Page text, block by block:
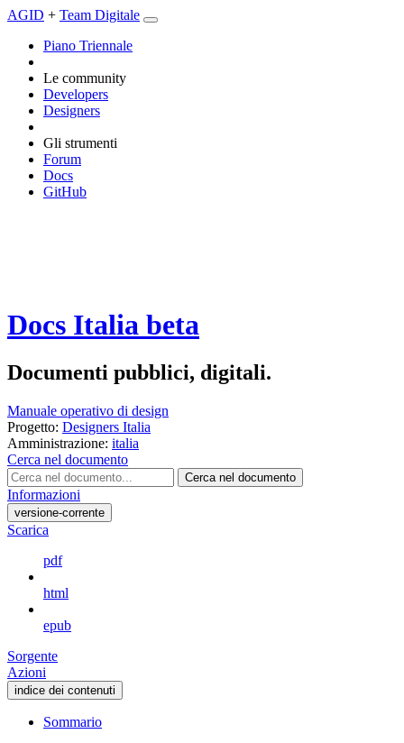
AGID + Team Digitale
Piano Triennale
Le community
Developers
Designers
Gli strumenti
Forum
Docs
GitHub
Docs Italia beta
Documenti pubblici, digitali.
Manuale operativo di design
Progetto: Designers Italia
Amministrazione: italia
Cerca nel documento
Cerca nel documento
Informazioni
versione-corrente
Scarica
pdf
html
epub
Sorgente
Azioni
indice dei contenuti
Sommario